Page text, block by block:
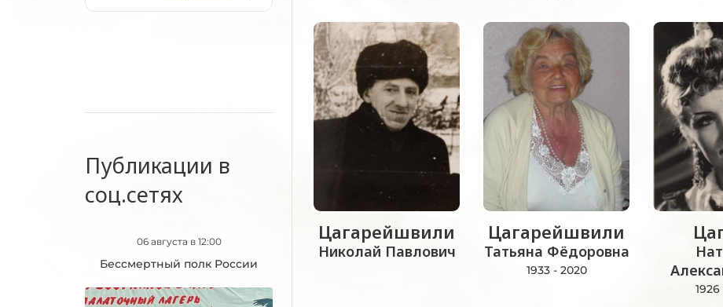
Публикации в
соц.сетях
06 августа в 12:00
Бессмертный полк России
Цагарейшвили
Николай Павлович
Цагарейшвили
Татьяна Фёдоровна
1933 - 2020